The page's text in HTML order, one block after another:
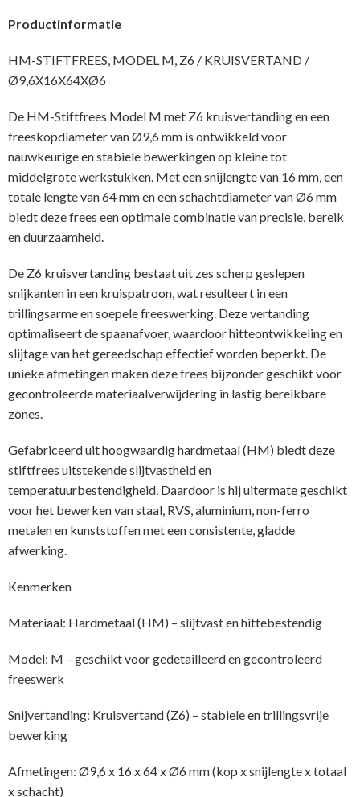
Productinformatie
HM-STIFTFREES, MODEL M, Z6 / KRUISVERTAND /
Ø9,6X16X64XØ6
De HM-Stiftfrees Model M met Z6 kruisvertanding en een
freeskopdiameter van Ø9,6 mm is ontwikkeld voor
nauwkeurige en stabiele bewerkingen op kleine tot
middelgrote werkstukken. Met een snijlengte van 16 mm, een
totale lengte van 64 mm en een schachtdiameter van Ø6 mm
biedt deze frees een optimale combinatie van precisie, bereik
en duurzaamheid.
De Z6 kruisvertanding bestaat uit zes scherp geslepen
snijkanten in een kruispatroon, wat resulteert in een
trillingsarme en soepele freeswerking. Deze vertanding
optimaliseert de spaanafvoer, waardoor hitteontwikkeling en
slijtage van het gereedschap effectief worden beperkt. De
unieke afmetingen maken deze frees bijzonder geschikt voor
gecontroleerde materiaalverwijdering in lastig bereikbare
zones.
Gefabriceerd uit hoogwaardig hardmetaal (HM) biedt deze
stiftfrees uitstekende slijtvastheid en
temperatuurbestendigheid. Daardoor is hij uitermate geschikt
voor het bewerken van staal, RVS, aluminium, non-ferro
metalen en kunststoffen met een consistente, gladde
afwerking.
Kenmerken
Materiaal: Hardmetaal (HM) – slijtvast en hittebestendig
Model: M – geschikt voor gedetailleerd en gecontroleerd
freeswerk
Snijvertanding: Kruisvertand (Z6) – stabiele en trillingsvrije
bewerking
Afmetingen: Ø9,6 x 16 x 64 x Ø6 mm (kop x snijlengte x totaal
x schacht)